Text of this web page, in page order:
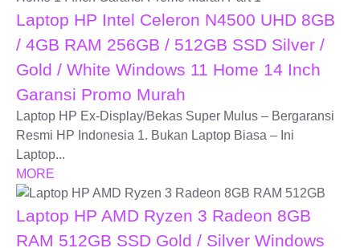
Laptop HP Intel Celeron N4500 UHD 8GB
/ 4GB RAM 256GB / 512GB SSD Silver /
Gold / White Windows 11 Home 14 Inch
Garansi Promo Murah
Laptop HP Ex-Display/Bekas Super Mulus – Bergaransi
Resmi HP Indonesia 1. Bukan Laptop Biasa – Ini
Laptop...
MORE
Laptop HP AMD Ryzen 3 Radeon 8GB
RAM 512GB SSD Gold / Silver Windows